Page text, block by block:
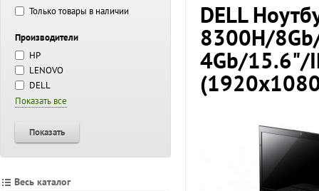
Только товары в наличии
Производители
HP
LENOVO
DELL
Показать все
Показать
Весь каталог
DELL
8300H/
4Gb/15.6"/